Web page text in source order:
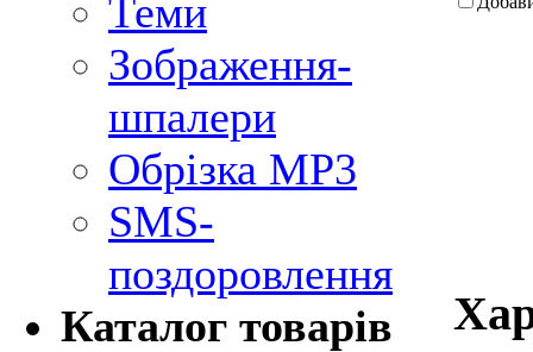
Теми
Зображення-
шпалери
Обрізка MP3
SMS-
поздоровлення
Каталог товарів